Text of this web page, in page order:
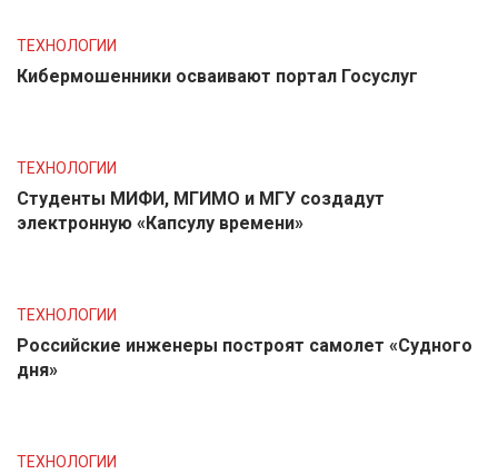
ТЕХНОЛОГИИ
Кибермошенники осваивают портал Госуслуг
ТЕХНОЛОГИИ
Студенты МИФИ, МГИМО и МГУ создадут
электронную «Капсулу времени»
ТЕХНОЛОГИИ
Российские инженеры построят самолет «Судного
дня»
ТЕХНОЛОГИИ